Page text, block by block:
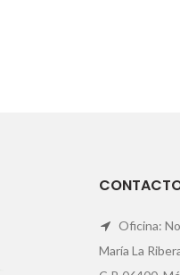
Oficina:
María La